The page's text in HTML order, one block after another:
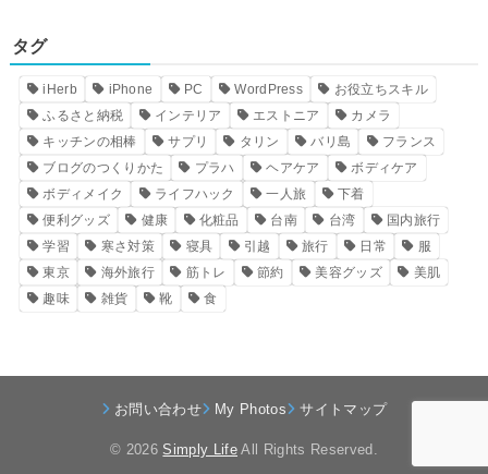
タグ
iHerb iPhone PC WordPress
お役立ちスキル
ふるさと納税
インテリア エストニア
カメラ
キッチンの相棒
サプリ タリン バリ島
フランス
ブログのつくりかた
プラハ ヘアケア
ボディケア
ボディメイク
ライフハック 一人旅
下着
便利グッズ
健康 化粧品 台南 台湾
国内旅行
学習
寒さ対策 寝具 引越 旅行 日常
服
東京
海外旅行 筋トレ 節約 美容グッズ
美肌
趣味
雑貨 靴 食
お問い合わせ My Photos サイトマップ
© 2026Simply Life All Rights Reserved.